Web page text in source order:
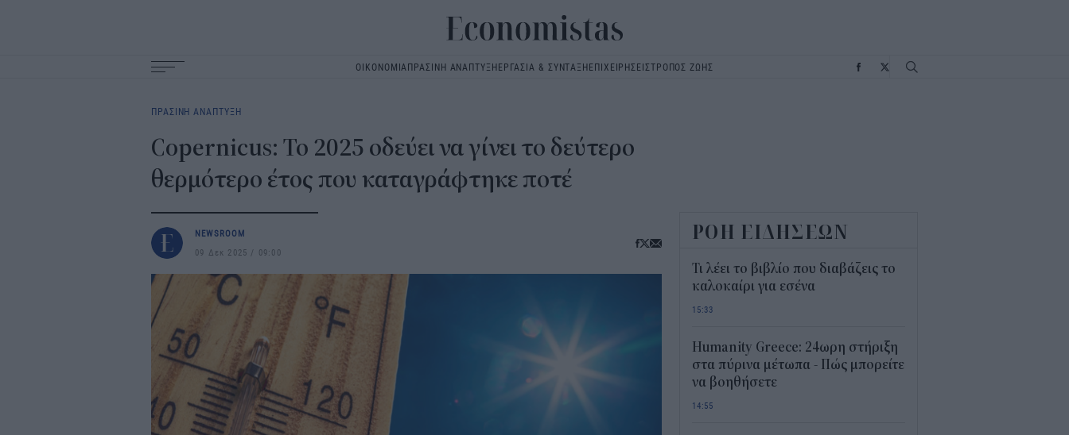
ΟΙΚΟΝΟΜΙΑΠΡΑΣΙΝΗ ΑΝΑΠΤΥΞΗΕΡΓΑΣΙΑ & ΣΥΝΤΑΞΗΕΠΙΧΕΙΡΗΣΕΙΣΤΡΟΠΟΣ ΖΩΗΣ
navigation
ΠΡΑΣΙΝΗ ΑΝΑΠΤΥΞΗ
Copernicus: Το 2025 οδεύει να γίνει το δεύτερο
θερμότερο έτος που καταγράφτηκε ποτέ
NEWSROOM
09 Δεκ 2025
09:00
ΡΟΗ ΕΙΔΗΣΕΩΝ
Τι λέει το βιβλίο που διαβάζεις το
καλοκαίρι για εσένα
15:33
Humanity Greece: 24ωρη στήριξη
στα πύρινα μέτωπα - Πώς μπορείτε
να βοηθήσετε
14:55